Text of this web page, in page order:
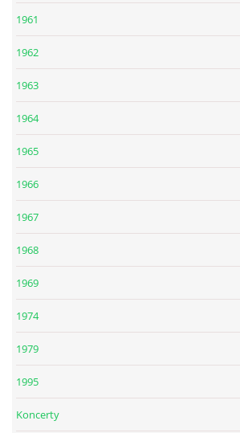
DISKOGRAFIE - EP
DISKOGRAFIE - EP III
DISKOGRAFIE - ALBA RARITY
DISKOGRAFIE - BOOTLEGY I
1961
1962
1963
1964
1965
1966
1967
1968
1969
1974
1979
1995
Koncerty